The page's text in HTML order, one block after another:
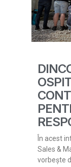
În acest
Sales &
vorbește